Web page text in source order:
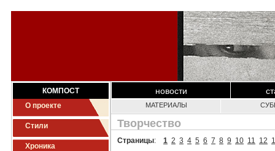
КОМПОСТ
О проекте
Стили
Хроника
новости
МАТЕРИАЛЫ
Творчество
Страницы: 1 2 3 4 5 6 7 8 9 10 11 12